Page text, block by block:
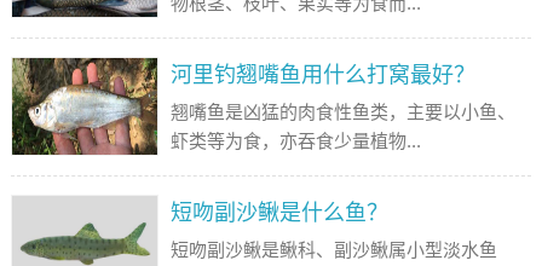
河里钓翘嘴鱼用什么打窝最好？
翘嘴鱼是凶猛的肉食性鱼类，主要以小鱼、
虾类等为食，亦吞食少量植物...
短吻副沙鳅是什么鱼？
短吻副沙鳅是鳅科、副沙鳅属小型淡水鱼